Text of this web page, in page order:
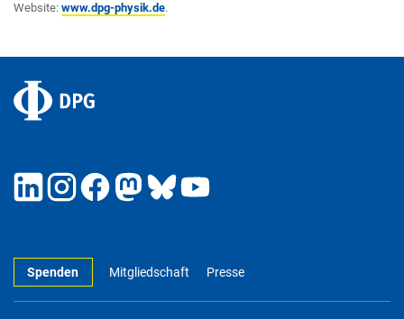
Website: www.dpg-physik.de.
Spenden Mitgliedschaft Presse